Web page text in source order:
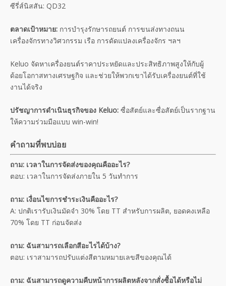
ซีรี่ส์นิสสัน: QD32
ตลาดเป้าหมาย: การบำรุงรักษารถยนต์ การขนส่งทางถนน
เครื่องจักรทางวิศวกรรม เรือ การดัดแปลงเครื่องจักร ฯลฯ
Keluo จัดหาเครื่องยนต์ราคาประหยัดและประสิทธิภาพสูงให้กับผู้
ด้อยโอกาสทางเศรษฐกิจ และช่วยให้พวกเขาได้รับเครื่องยนต์ที่ใช้
งานได้จริง
ปรัชญาการดำเนินธุรกิจของ Keluo: ซื่อสัตย์และซื่อสัตย์เป็นรากฐาน
ให้ความร่วมมือแบบ win-win!
คำถามที่พบบ่อย
ถาม: เวลาในการจัดส่งของคุณคืออะไร?
ตอบ: เวลาในการจัดส่งภายใน 5 วันทำการ
ถาม: เงื่อนไขการชำระเงินคืออะไร?
A: ปกติเรารับเงินมัดจำ 30% โดย TT สำหรับการผลิต, ยอดคงเหลือ
70% โดย TT ก่อนจัดส่ง
ถาม: ฉันสามารถเลือกสีอะไรได้บ้าง?
ตอบ: เราสามารถปรับแต่งสีตามหมายเลขสีของคุณได้
ถาม: ฉันสามารถดูความคืบหน้าการผลิตหลังจากสั่งซื้อได้หรือไม่